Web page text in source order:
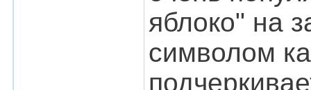
яблоко" на
символом